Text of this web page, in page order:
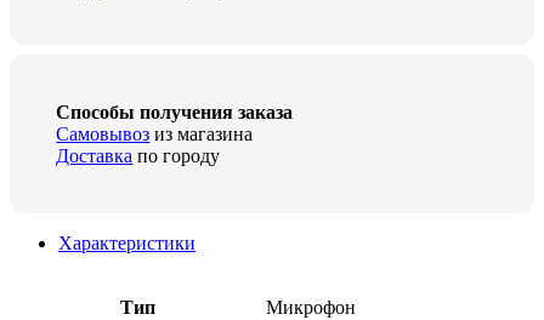
Способы получения заказа
Самовывоз из магазина
Доставка по городу
Характеристики
Тип Микрофон